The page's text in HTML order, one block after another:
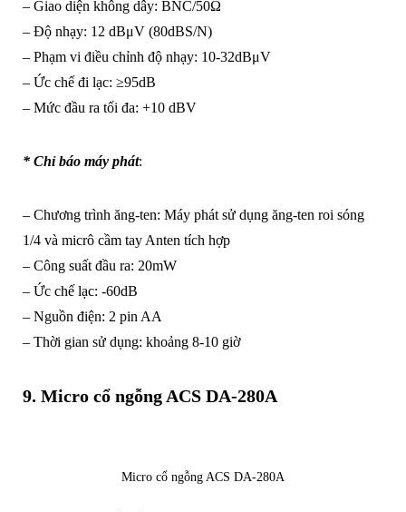
– Giao diện không dây: BNC/50Ω
– Độ nhạy: 12 dBμV (80dBS/N)
– Phạm vi điều chỉnh độ nhạy: 10-32dBμV
– Ức chế đi lạc: ≥95dB
– Mức đầu ra tối đa: +10 dBV
* Chỉ báo máy phát:
– Chương trình ăng-ten: Máy phát sử dụng ăng-ten roi sóng
1/4 và micrô cầm tay Anten tích hợp
– Công suất đầu ra: 20mW
– Ức chế lạc: -60dB
– Nguồn điện: 2 pin AA
– Thời gian sử dụng: khoảng 8-10 giờ
9. Micro cổ ngỗng ACS DA-280A
Micro cổ ngỗng ACS DA-280A